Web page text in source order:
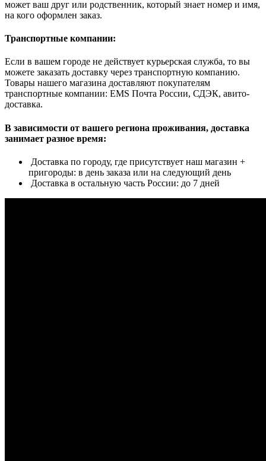
может ваш друг или родственник, который знает номер и имя,
на кого оформлен заказ.
Транспортные компании:
Если в вашем городе не действует курьерская служба, то вы
можете заказать доставку через транспортную компанию.
Товары нашего магазина доставляют покупателям
транспортные компании: EMS Почта России, СДЭК, авито-
доставка.
В зависимости от вашего региона проживания, доставка
занимает разное время:
Доставка по городу, где присутствует наш магазин +
пригороды: в день заказа или на следующий день
Доставка в остальную часть России: до 7 дней